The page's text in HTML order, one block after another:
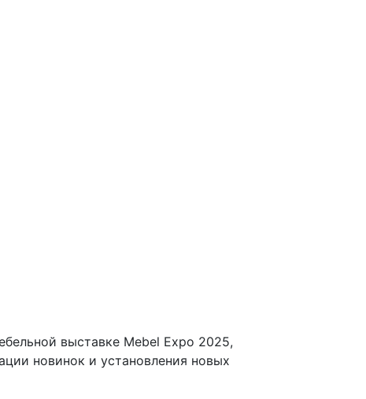
выставке Mebel Expo 2025,
новинок и установления новых